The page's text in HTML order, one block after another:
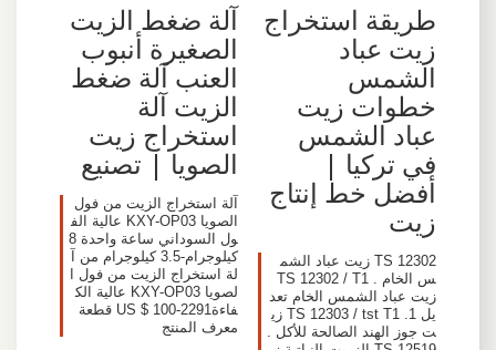
طريقة استخراج
زيت عباد
الشمس
خطوات زيت
عباد الشمس
في تركيا |
أفضل خط إنتاج
زيت
TS 12302 زيت عباد الشم
س الخام . TS 12302 / T1
زيت عباد الشمس الخام تعد
يل 1. TS 12303 / tst T1 زي
ت جوز الهند الصالحة للأكل .
آلة ضغط الزيت
الصغيرة أنبوب
العنب آلة ضغط
الزيت آلة
استخراج زيت
الصويا | تصنيع
آلة استخراج الزيت من فول
الصويا KXY-OP03 عالية الف
ول السوداني ساعة واحدة 8
كيلوجرام-3.5 كيلوجرام من آ
لة استخراج الزيت من فول ا
لصويا KXY-OP03 عالية الك
فاءةUS $ 100-2291 قطعة
معرف المنتج